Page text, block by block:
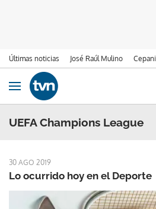
Últimas noticias José Raúl Mulino
Ir al contenido
Obrir navegació
UEFA Champions League
30 AGO 2019
Lo ocurrido hoy en el Deporte